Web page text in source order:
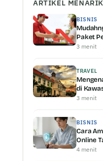
ARTIKEL
BISNIS
Paket
Shipper
3 menit
TRAVEL
di
3 menit
BISNIS
Cara
Online
4 menit